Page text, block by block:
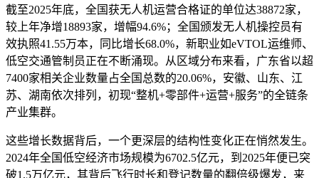
截至2025年底，全国获无人机运营合格证的单位达38872家，
较上年净增18893家，增幅94.6%；全国颁发无人机操控员有
效执照41.55万本，同比增长68.0%，新职业如eVTOL运维师、
低空交通管制员正在不断涌现。从区域分布来看，广东省以超
7400家相关企业数量占全国总数的20.06%，安徽、山东、江
苏、湖南依次排列，初现“整机+零部件+运营+服务”的全链条
产业集群。
这些增长数据背后，一个更深层的结构性变化正在悄然发生。
2024年全国低空经济市场规模为6702.5亿元，到2025年便已突
破1.5万亿元，其背后飞行时长和登记数量的翻倍级爆发，来